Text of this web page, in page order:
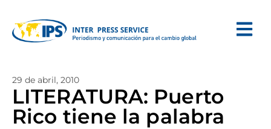
29 de abril, 2010
LITERATURA: Puerto
Rico tiene la palabra